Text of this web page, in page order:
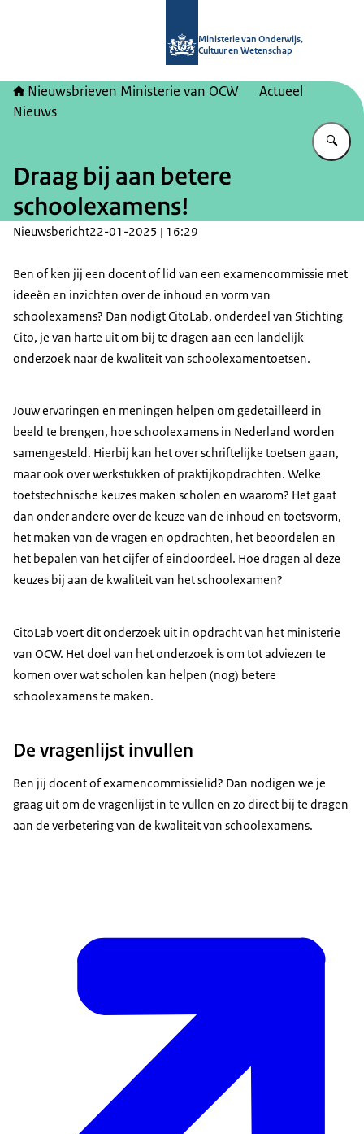
Ministerie van Onderwijs,
Cultuur en Wetenschap
Nieuwsbrieven Ministerie van OCW
Actueel
Nieuws
Draag bij aan betere
schoolexamens!
Nieuwsbericht22-01-2025 | 16:29
Ben of ken jij een docent of lid van een examencommissie met
ideeën en inzichten over de inhoud en vorm van
schoolexamens? Dan nodigt CitoLab, onderdeel van Stichting
Cito, je van harte uit om bij te dragen aan een landelijk
onderzoek naar de kwaliteit van schoolexamentoetsen.
Jouw ervaringen en meningen helpen om gedetailleerd in
beeld te brengen, hoe schoolexamens in Nederland worden
samengesteld. Hierbij kan het over schriftelijke toetsen gaan,
maar ook over werkstukken of praktijkopdrachten. Welke
toetstechnische keuzes maken scholen en waarom? Het gaat
dan onder andere over de keuze van de inhoud en toetsvorm,
het maken van de vragen en opdrachten, het beoordelen en
het bepalen van het cijfer of eindoordeel. Hoe dragen al deze
keuzes bij aan de kwaliteit van het schoolexamen?
CitoLab voert dit onderzoek uit in opdracht van het ministerie
van OCW. Het doel van het onderzoek is om tot adviezen te
komen over wat scholen kan helpen (nog) betere
schoolexamens te maken.
De vragenlijst invullen
Ben jij docent of examencommissielid? Dan nodigen we je
graag uit om de vragenlijst in te vullen en zo direct bij te dragen
aan de verbetering van de kwaliteit van schoolexamens.